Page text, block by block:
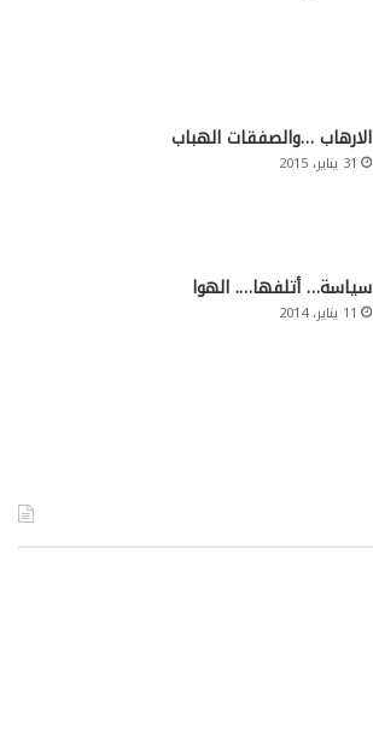
الارهاب …والصفقات الهباب
31 يناير، 2015
سياسة… أتلفها…. الهوا
11 يناير، 2014